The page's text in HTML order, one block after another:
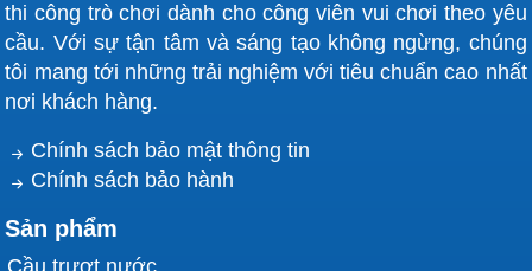
thi công trò chơi dành cho công viên vui chơi theo yêu
cầu. Với sự tận tâm và sáng tạo không ngừng, chúng
tôi mang tới những trải nghiệm với tiêu chuẩn cao nhất
nơi khách hàng.
Chính sách bảo mật thông tin
Chính sách bảo hành
Sản phẩm